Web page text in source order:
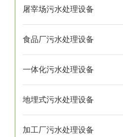
屠宰场污水处理设备
食品厂污水处理设备
一体化污水处理设备
地埋式污水处理设备
加工厂污水处理设备